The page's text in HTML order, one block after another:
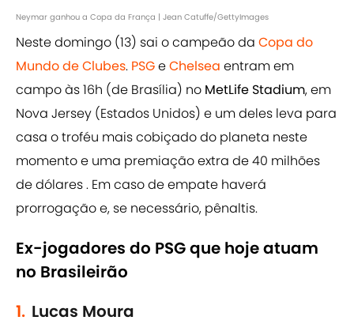
Neymar ganhou a Copa da França | Jean Catuffe/GettyImages
Neste domingo (13) sai o campeão da Copa do
Mundo de Clubes. PSGeChelsea entram em
campo às 16h (de Brasília) no MetLife Stadium, em
Nova Jersey (Estados Unidos) e um deles leva para
casa o troféu mais cobiçado do planeta neste
momento e uma premiação extra de 40 milhões
de dólares . Em caso de empate haverá
prorrogação e, se necessário, pênaltis.
Ex-jogadores do PSG que hoje atuam
no Brasileirão
1. Lucas Moura